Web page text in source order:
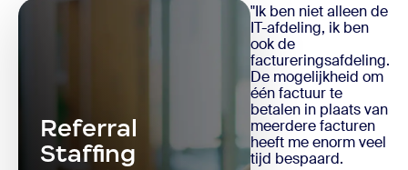
Referral
Staffing
"Ik ben niet alleen de
IT-afdeling, ik ben
ook de
factureringsafdeling.
De mogelijkheid om
één factuur te
betalen in plaats van
meerdere facturen
heeft me enorm veel
tijd bespaard.